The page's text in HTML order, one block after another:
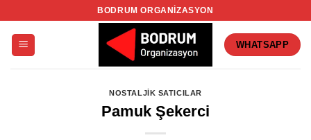
BODRUM ORGANIZASYON
WHATSAPP
NOSTALJIK SATICILAR
Pamuk Şekerci